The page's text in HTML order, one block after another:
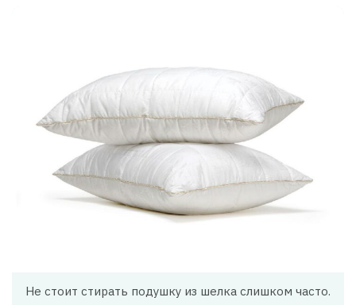
Не стоит стирать подушку из шелка слишком часто.